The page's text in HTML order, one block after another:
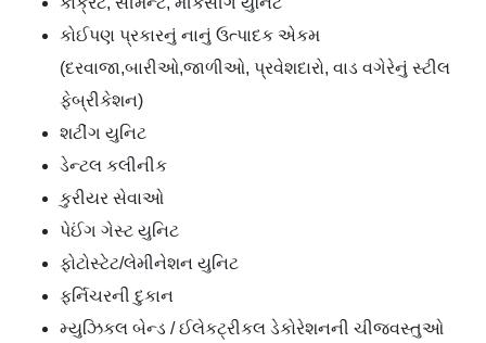
કોઈપણ પ્રકારનું નાનું ઉત્પાદક એકમ
(દરવાજા,બારીઓ,જાળીઓ, પ્રવેશદારો, વાડ વગેરેનું સ્ટીલ
ફેબ્રીકેશન)
શટીંગ યુનિટ
ડેન્ટલ કલીનીક
કુરીયર સેવાઓ
પેઈંગ ગેસ્ટ યુનિટ
ફોટોસ્ટેટ/લેમીનેશન યુનિટ
ફર્નિચરની દુકાન
મ્યુઝિકલ બેન્ડ / ઈલેકટ્રીકલ ડેકોરેશનની ચીજવસ્તુઓ